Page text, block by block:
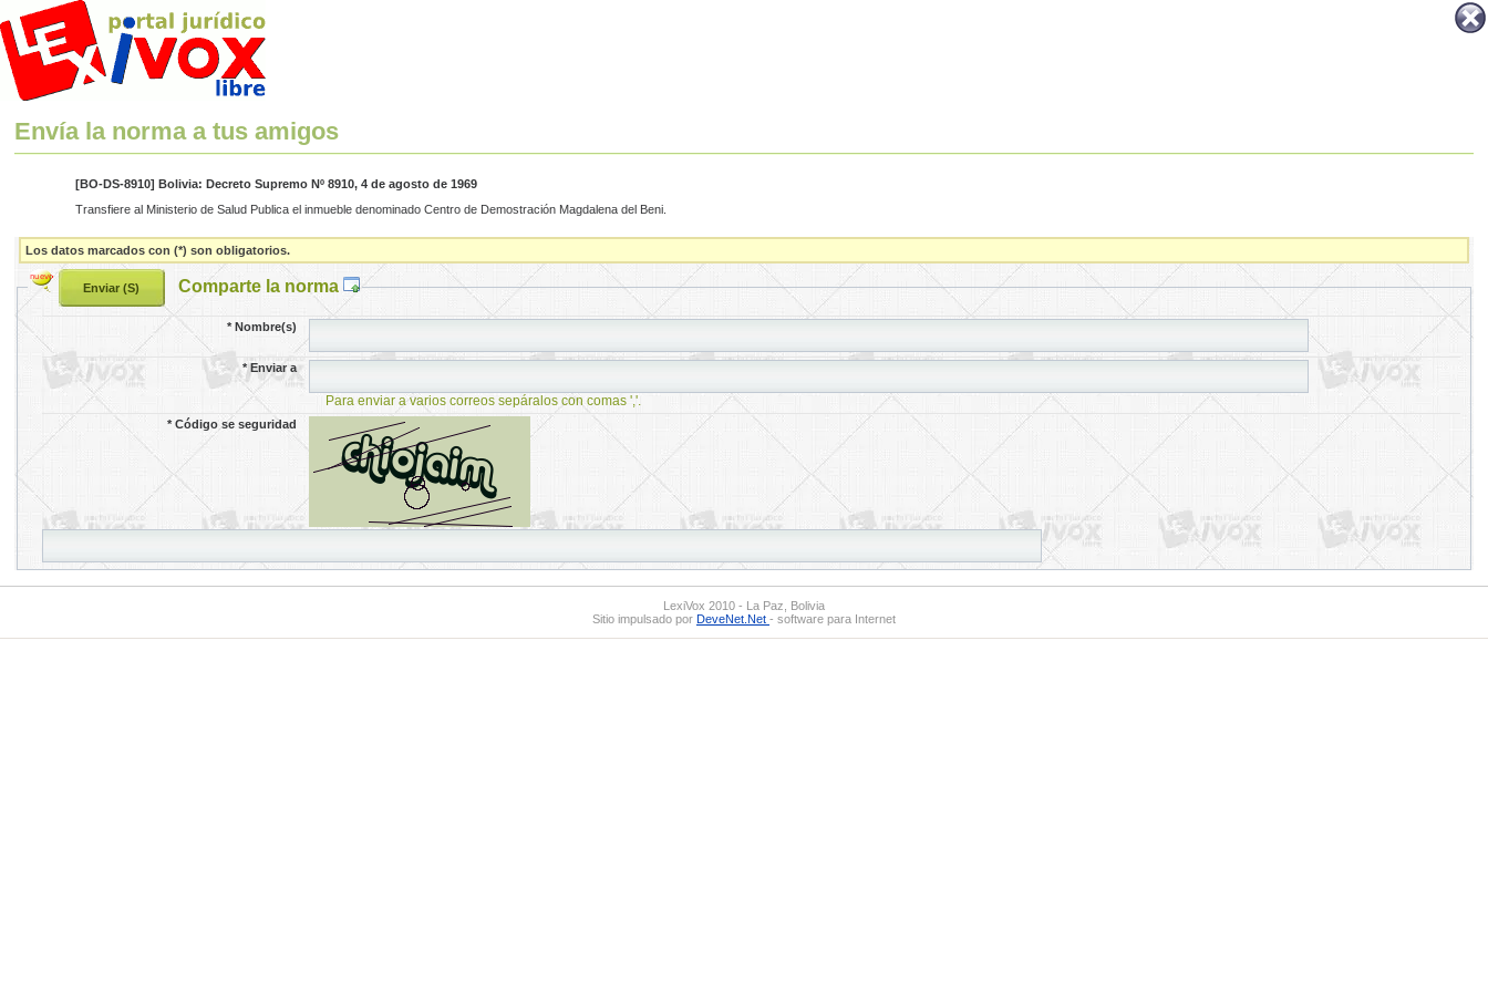
Envía la norma a tus amigos
[BO-DS-8910] Bolivia: Decreto Supremo Nº 8910, 4 de agosto de 1969
Transfiere al Ministerio de Salud Publica el inmueble denominado Centro de Demostración Magdalena del Beni.
Los datos marcados con (*) son obligatorios.
Comparte la norma
*Nombre(s)
*Enviar a
Para enviar a varios correos sepáralos con comas ','.
*Código se seguridad
LexiVox 2010 - La Paz, Bolivia
Sitio impulsado por DeveNet.Net - software para Internet